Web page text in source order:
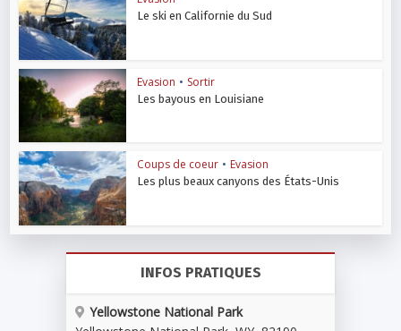
Le ski en Californie du Sud
Evasion • Sortir
Les bayous en Louisiane
Coups de coeur • Evasion
Les plus beaux canyons des États-Unis
INFOS PRATIQUES
Yellowstone National Park